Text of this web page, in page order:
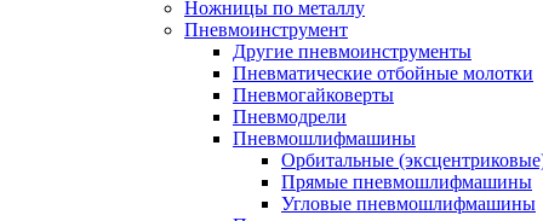
Ножницы по металлу
Пневмоинструмент
Другие пневмоинструменты
Пневматические отбойные молотки
Пневмогайковерты
Пневмодрели
Пневмошлифмашины
Орбитальные
Прямые пневмошлифмашины
Угловые пневмошлифмашины